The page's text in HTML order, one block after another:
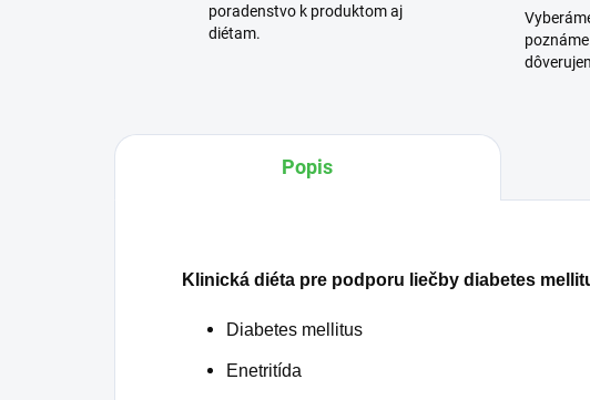
poradenstvo k produktom aj
diétam.
Popis
Klinická diéta pre podporu liečby diabetes
Diabetes mellitus
Enetritída